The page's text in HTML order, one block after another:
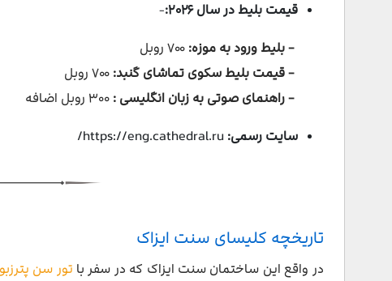
قیمت بلیط در سال ۲۰۲۶: -
- بلیط ورود به موزه:۷۰۰ روبل
-قیمت بلیط سکوی تماشای گنبد:۷۰۰ روبل
- راهنمای صوتی به زبان انگلیسی :۳۰۰ روبل اضافه
سایت رسمی: https://eng.cathedral.ru/
تاریخچه کلیسای سنت ایزاک
در واقع این ساختمان سنت ایزاک که در سفر با تور سن